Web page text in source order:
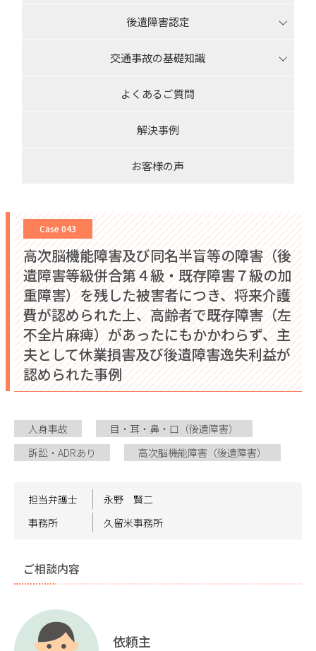
後遺障害認定
交通事故の基礎知識
よくあるご質問
解決事例
お客様の声
Case 043
高次脳機能障害及び同名半盲等の障害（後
遺障害等級併合第４級・既存障害７級の加
重障害）を残した被害者につき、将来介護
費が認められた上、高齢者で既存障害（左
不全片麻痺）があったにもかかわらず、主
夫として休業損害及び後遺障害逸失利益が
認められた事例
人身事故
目・耳・鼻・口（後遺障害）
訴訟・ADRあり
高次脳機能障害（後遺障害）
担当弁護士
永野 賢二
事務所
久留米事務所
ご相談内容
依頼主